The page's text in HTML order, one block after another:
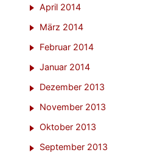
April 2014
März 2014
Februar 2014
Januar 2014
Dezember 2013
November 2013
Oktober 2013
September 2013